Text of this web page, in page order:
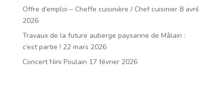
Offre d’emploi – Cheffe cuisinière / Chef cuisinier 8 avril
2026
Travaux de la future auberge paysanne de Mâlain :
c’est partie ! 22 mars 2026
Concert Nini Poulain 17 février 2026